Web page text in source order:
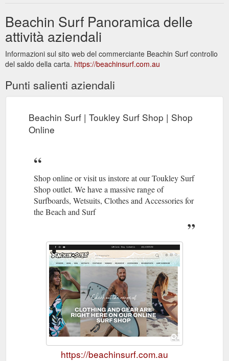
Beachin Surf Panoramica delle
attività aziendali
Informazioni sul sito web del commerciante Beachin Surf controllo
del saldo della carta. https://beachinsurf.com.au
Punti salienti aziendali
Beachin Surf | Toukley Surf Shop | Shop
Online
Shop online or visit us instore at our Toukley Surf
Shop outlet. We have a massive range of
Surfboards, Wetsuits, Clothes and Accessories for
the Beach and Surf
https://beachinsurf.com.au